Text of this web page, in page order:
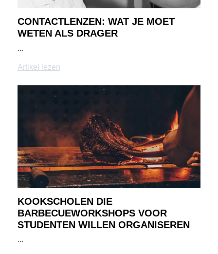
CONTACTLENZEN: WAT JE MOET
WETEN ALS DRAGER
...
Artikel lezen
KOOKSCHOLEN DIE
BARBECUEWORKSHOPS VOOR
STUDENTEN WILLEN ORGANISEREN
...